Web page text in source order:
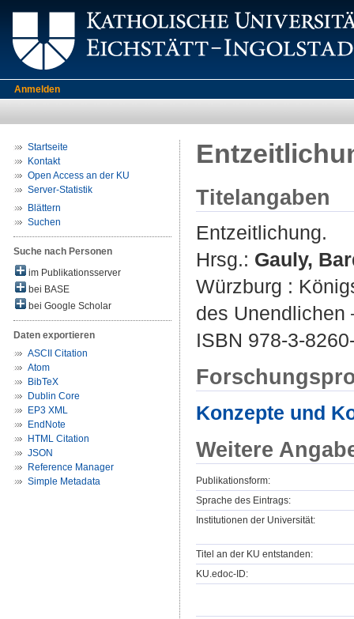
Anmelden
Startseite
Kontakt
Open Access an der KU
Server-Statistik
Blättern
Suchen
Suche nach Personen
im Publikationsserver
bei BASE
bei Google Scholar
Daten exportieren
ASCII Citation
Atom
BibTeX
Dublin Core
EP3 XML
EndNote
HTML Citation
JSON
Reference Manager
Simple Metadata
Titelangaben
Entzeitlichung.
Hrsg.: Gauly,
Würzburg :
des Unendlichen
ISBN 978-3-
Konzepte und
Weitere
Publikationsform:
Sprache des Eintrags:
Institutionen der Universität:
Titel an der KU entstanden:
KU.edoc-ID: